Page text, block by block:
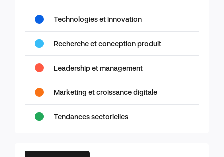
Technologies et innovation
Recherche et conception produit
Leadership et management
Marketing et croissance digitale
Tendances sectorielles